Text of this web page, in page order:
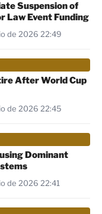
Suspension of
Law Event Funding
de 2026 22:49
After World Cup
de 2026 22:45
Dominant
de 2026 22:41